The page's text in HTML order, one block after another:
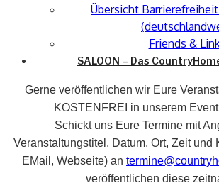
Übersicht
Friends &
SALOON – Das
Gerne veröffentlichen wir Eure
KOSTENFREI in unserem
Schickt uns Eure Termine mit
Veranstaltungstitel, Datum, Ort, Zeit und
EMail, Webseite) an
veröffentlichen diese